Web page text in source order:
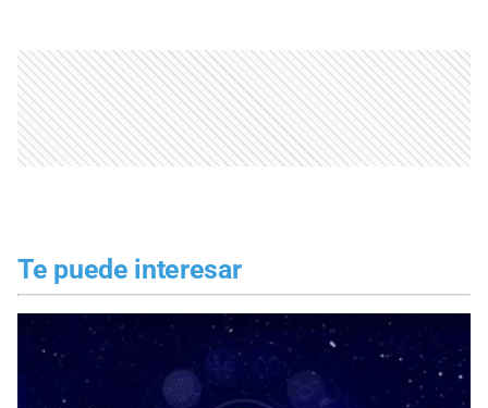
Te puede interesar